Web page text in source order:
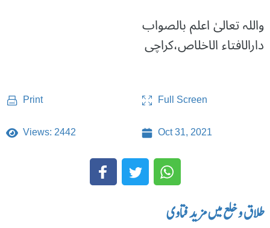
واللہ تعالیٰ اعلم بالصواب
دارالافتاء الاخلاص،کراچی
Print Full Screen
Views: 2442 Oct 31, 2021
طلاق و خلع میں مزید فتاوی